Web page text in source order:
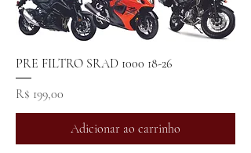
PRE FILTRO SRAD 1000 18-26
Preço
R$ 199,00
Adicionar ao carrinho